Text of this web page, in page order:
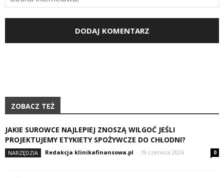
ZOBACZ TEŻ
JAKIE SUROWCE NAJLEPIEJ ZNOSZĄ WILGOĆ JEŚLI
PROJEKTUJEMY ETYKIETY SPOŻYWCZE DO CHŁODNI?
NARZĘDZIA Redakcja klinikafinansowa.pl - 19 czerwca 2026 0